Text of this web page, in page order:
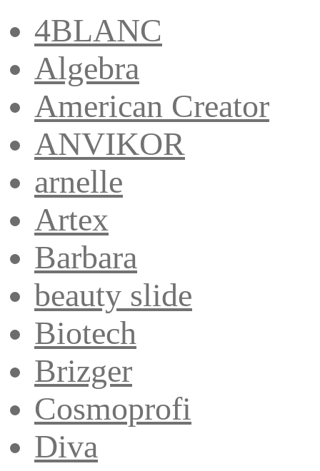
4BLANC
Algebra
American Creator
ANVIKOR
arnelle
Artex
Barbara
beauty slide
Biotech
Brizger
Cosmoprofi
Diva